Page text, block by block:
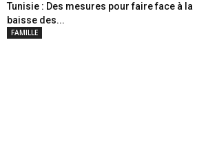
Tunisie : Des mesures pour faire face à la
baisse des...
FAMILLE